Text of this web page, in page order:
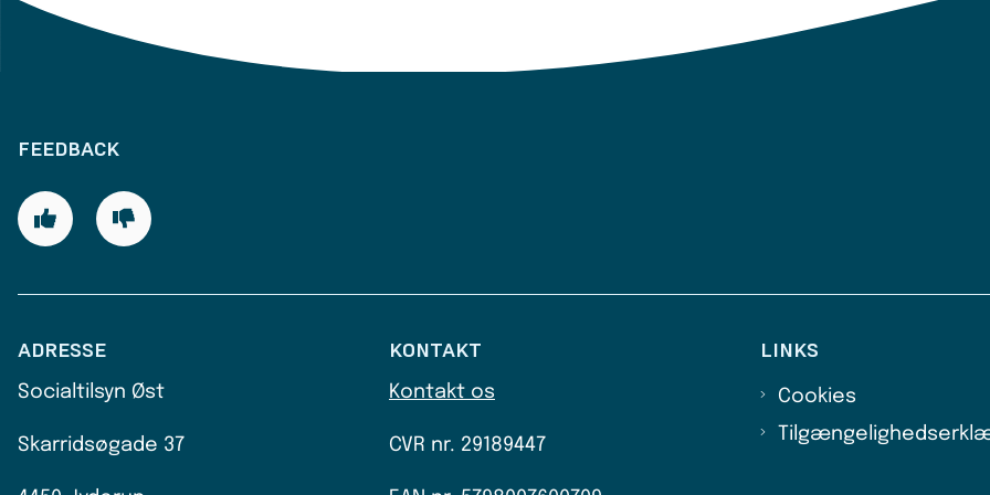
FEEDBACK
ADRESSE
Socialtilsyn Øst
Skarridsøgade 37
KONTAKT
Kontakt os
CVR nr. 29189447
LINKS
Cookies